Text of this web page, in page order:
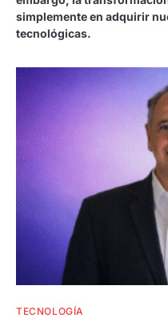
simplemente en adquirir
tecnológicas.
TECNOLOGÍA